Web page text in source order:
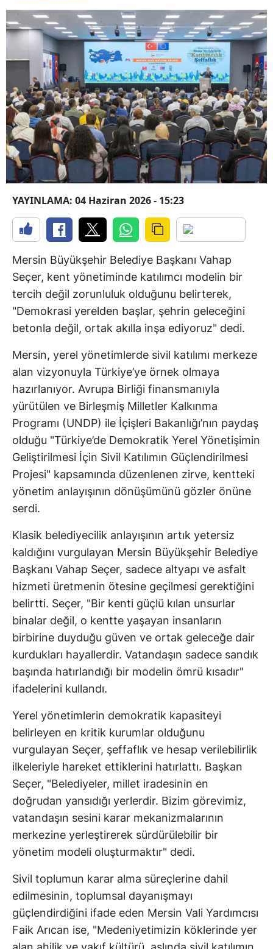
YAYINLAMA: 04 Haziran 2026 - 15:23
Mersin Büyükşehir Belediye Başkanı Vahap
Seçer, kent yönetiminde katılımcı modelin bir
tercih değil zorunluluk olduğunu belirterek,
"Demokrasi yerelden başlar, şehrin geleceğini
betonla değil, ortak akılla inşa ediyoruz" dedi.
Mersin, yerel yönetimlerde sivil katılımı merkeze
alan vizyonuyla Türkiye’ye örnek olmaya
hazırlanıyor. Avrupa Birliği finansmanıyla
yürütülen ve Birleşmiş Milletler Kalkınma
Programı (UNDP) ile İçişleri Bakanlığı’nın paydaş
olduğu "Türkiye’de Demokratik Yerel Yönetişimin
Geliştirilmesi İçin Sivil Katılımın Güçlendirilmesi
Projesi" kapsamında düzenlenen zirve, kentteki
yönetim anlayışının dönüşümünü gözler önüne
serdi.
Klasik belediyecilik anlayışının artık yetersiz
kaldığını vurgulayan Mersin Büyükşehir Belediye
Başkanı Vahap Seçer, sadece altyapı ve asfalt
hizmeti üretmenin ötesine geçilmesi gerektiğini
belirtti. Seçer, "Bir kenti güçlü kılan unsurlar
binalar değil, o kentte yaşayan insanların
birbirine duyduğu güven ve ortak geleceğe dair
kurdukları hayallerdir. Vatandaşın sadece sandık
başında hatırlandığı bir modelin ömrü kısadır"
ifadelerini kullandı.
Yerel yönetimlerin demokratik kapasiteyi
belirleyen en kritik kurumlar olduğunu
vurgulayan Seçer, şeffaflık ve hesap verilebilirlik
ilkeleriyle hareket ettiklerini hatırlattı. Başkan
Seçer, "Belediyeler, millet iradesinin en
doğrudan yansıdığı yerlerdir. Bizim görevimiz,
vatandaşın sesini karar mekanizmalarının
merkezine yerleştirerek sürdürülebilir bir
yönetim modeli oluşturmaktır" dedi.
Sivil toplumun karar alma süreçlerine dahil
edilmesinin, toplumsal dayanışmayı
güçlendirdiğini ifade eden Mersin Vali Yardımcısı
Faik Arıcan ise, "Medeniyetimizin köklerinde yer